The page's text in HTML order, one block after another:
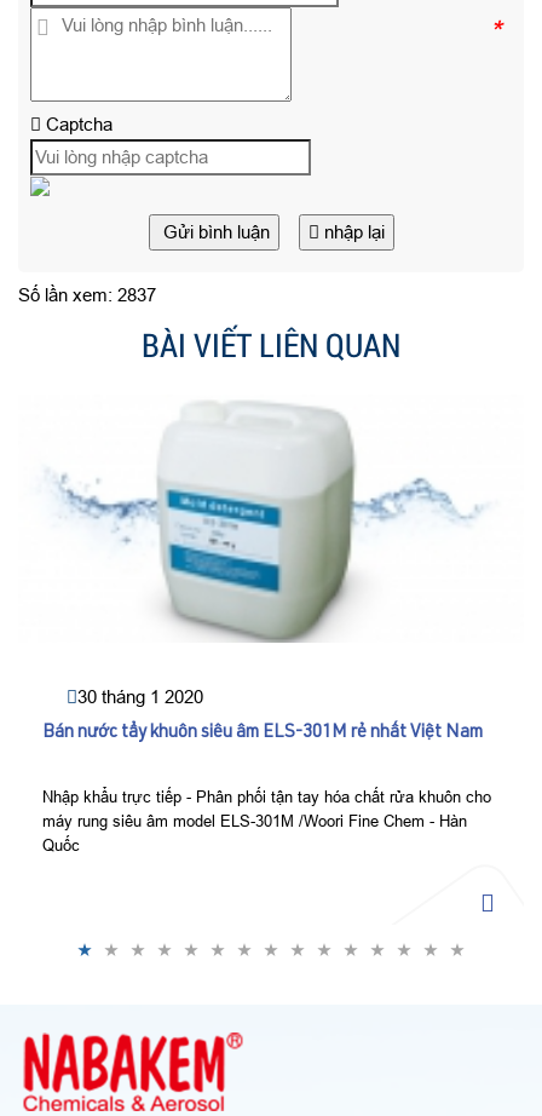
*
Captcha
Gửi bình luận nhập lại
Số lần xem: 2837
BÀI VIẾT LIÊN QUAN
30 tháng 1 2020
Bán nước tẩy khuôn siêu âm ELS-301M rẻ nhất Việt Nam
Nhập khẩu trực tiếp - Phân phối tận tay hóa chất rửa khuôn cho
máy rung siêu âm model ELS-301M /Woori Fine Chem - Hàn
Quốc